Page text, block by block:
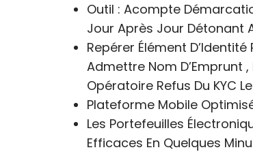
Outil : Acompte
Jour Après Jour Détonant
Repérer Élément
Admettre Nom D’Emprunt
Opératoire Refus Du KYC
Plateforme Mobile
Les Portefeuilles
Efficaces En Quelques